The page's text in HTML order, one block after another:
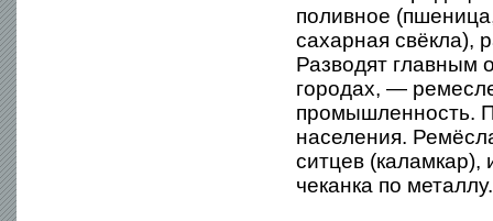
поливное
сахарная свёкла),
Разводят главным
городах, —
промышленность.
населения.
ситцев (каламкар),
чеканка по